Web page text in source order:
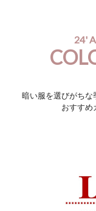
24'
暗い服を選びがちな
おすす